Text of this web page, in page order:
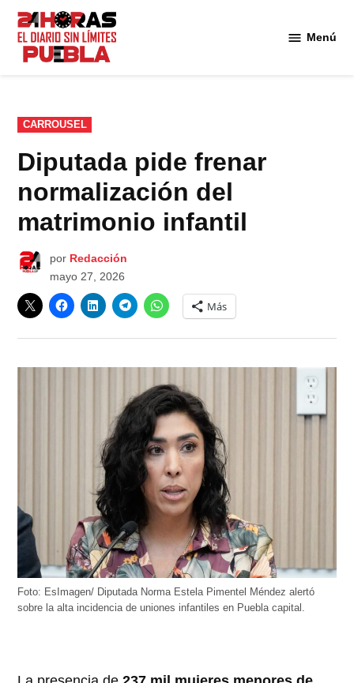
Saltar
contenido
Menú
PUBLICADO
EN
CARROUSEL
Diputada pide frenar
normalización del
matrimonio infantil
por Redacción
mayo 27, 2026
Más
Foto: EsImagen/ Diputada Norma Estela Pimentel Méndez alertó
sobre la alta incidencia de uniones infantiles en Puebla capital.